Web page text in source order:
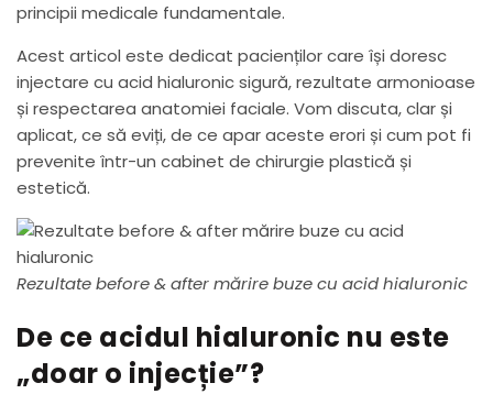
principii medicale fundamentale.
Acest articol este dedicat pacienților care își doresc
injectare cu acid hialuronic sigură, rezultate armonioase
și respectarea anatomiei faciale. Vom discuta, clar și
aplicat, ce să eviți, de ce apar aceste erori și cum pot fi
prevenite într-un cabinet de chirurgie plastică și
estetică.
Rezultate before & after mărire buze cu acid hialuronic
De ce acidul hialuronic nu este
„doar o injecție”?